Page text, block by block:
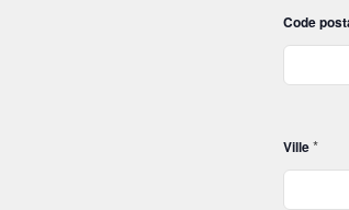
Code
Ville*